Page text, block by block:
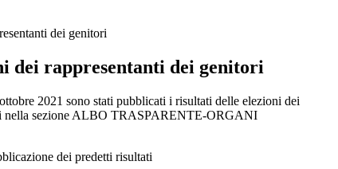
dei genitori
dei rappresentanti dei genitori
2021 sono stati pubblicati i risultati delle elezioni dei
nella sezione ALBO TRASPARENTE-ORGANI
dei predetti risultati